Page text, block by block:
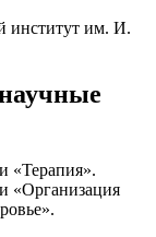
институт им. И.
«Терапия».
«Организация